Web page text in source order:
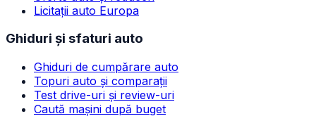
Licitații auto Europa
Ghiduri și sfaturi auto
Ghiduri de cumpărare auto
Topuri auto și comparații
Test drive-uri și review-uri
Caută mașini după buget